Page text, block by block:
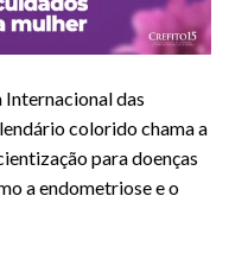
Internacional das
colorido chama a
para doenças
a endometriose e o